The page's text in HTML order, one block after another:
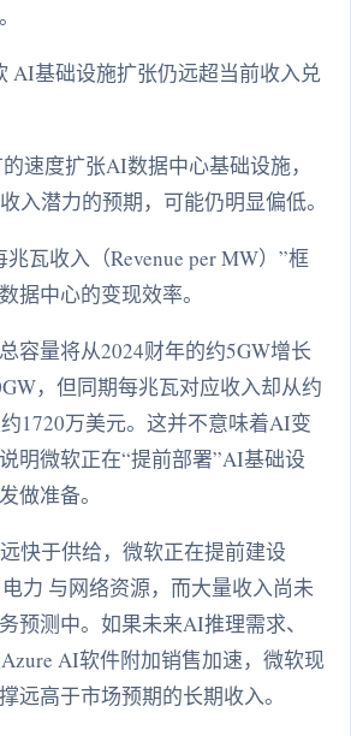
AI基础设施扩张仍远超当前收入兑
速度扩张AI数据中心基础设施，
入潜力的预期，可能仍明显偏低。
瓦收入（Revenue per MW）”框
据中心的变现效率。
容量将从2024财年的约5GW增长
，但同期每兆瓦对应收入却从约
1720万美元。这并不意味着AI变
明微软正在“提前部署”AI基础设
做准备。
快于供给，微软正在提前建设
力 与网络资源，而大量收入尚未
预测中。如果未来AI推理需求、
AI软件附加销售加速，微软现
远高于市场预期的长期收入。